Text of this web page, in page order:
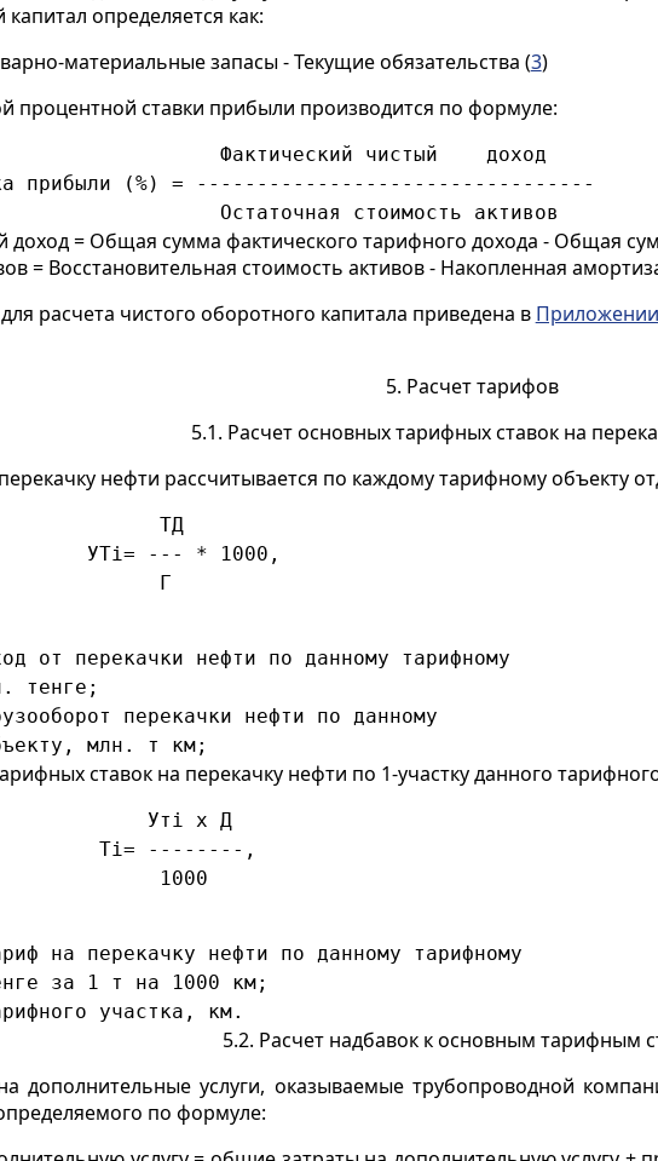
определяется как:
материальные запасы - Текущие обязательства (3)
процентной ставки прибыли производится по формуле:
чистый    доход
прибыли (%) = ---------------------------------
стоимость активов
доход = Общая сумма фактического тарифного дохода - Общая
= Восстановительная стоимость активов - Накопленная
расчета чистого оборотного капитала приведена в
5. Расчет тарифов
5.1. Расчет основных тарифных ставок на
нефти рассчитывается по каждому тарифному объекту
* 1000,
перекачки нефти по данному тарифному
перекачки нефти по данному
млн. т км;
ставок на перекачку нефти по 1-участку данного
x Д
,
перекачку нефти по данному тарифному
1 т на 1000 км;
участка, км.
5.2. Расчет надбавок к основным тарифным
дополнительные услуги, оказываемые трубопроводной
по формуле: